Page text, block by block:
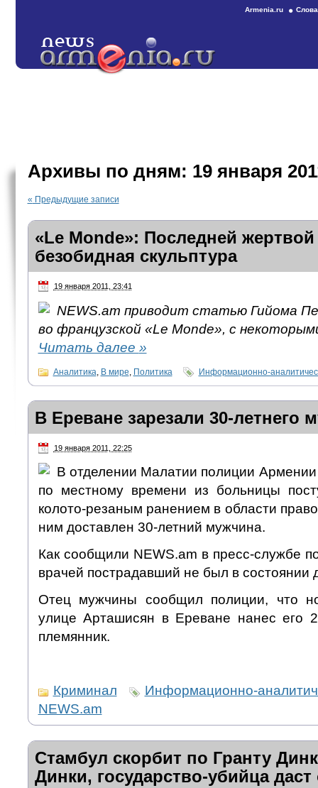
Armenia.ru
Архивы по дням: 19 января
« Предыдущие записи
«Le Monde»: Последней жертвой
безобидная скульптура
19 января 2011, 23:41
NEWS.am приводит статью Гийома
во французской «Le Monde», с
Читать далее »
Аналитика В мире Политика Информационно-
В Ереване зарезали 30-летнего
19 января 2011, 22:25
В отделении Малатии полиции
по местному времени из больницы
колото-резаным ранением в области
ним доставлен 30-летний мужчина.
Как сообщили NEWS.am в пресс-службе
врачей пострадавший не был в состоянии
Отец мужчины сообщил полиции, что
улице Арташисян в Ереване нанес его
племянник.
Криминал
Информационно-
NEWS.am
Стамбул скорбит по Гранту
Динки, государство-убийца даст